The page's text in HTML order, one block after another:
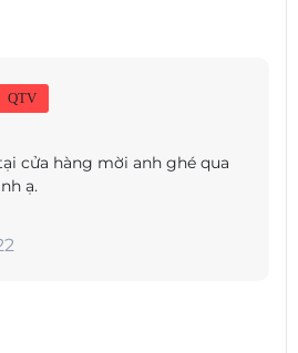
QTV
cửa hàng mời anh ghé qua
ạ.